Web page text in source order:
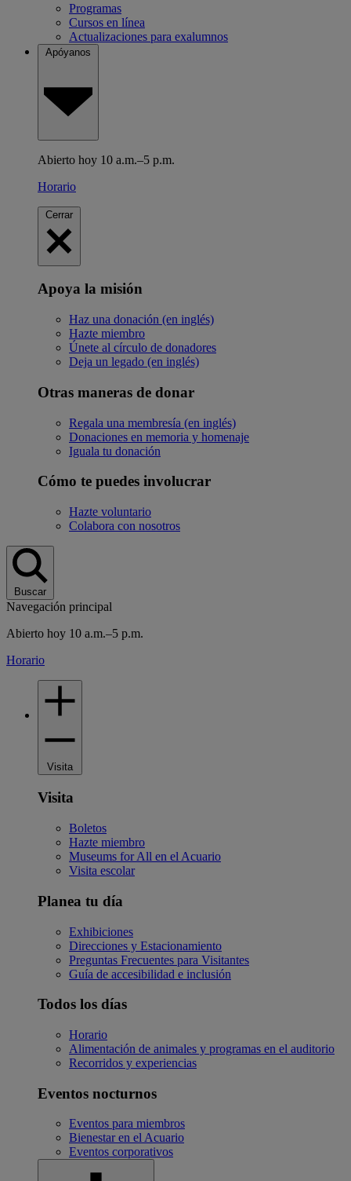
Programas
Cursos en línea
Actualizaciones para exalumnos
Apóyanos
Abierto hoy 10 a.m.–5 p.m.
Horario
Cerrar
Apoya la misión
Haz una donación (en inglés)
Hazte miembro
Únete al círculo de donadores
Deja un legado (en inglés)
Otras maneras de donar
Regala una membresía (en inglés)
Donaciones en memoria y homenaje
Iguala tu donación
Cómo te puedes involucrar
Hazte voluntario
Colabora con nosotros
Buscar
Navegación principal
Abierto hoy 10 a.m.–5 p.m.
Horario
Visita
Visita
Boletos
Hazte miembro
Museums for All en el Acuario
Visita escolar
Planea tu día
Exhibiciones
Direcciones y Estacionamiento
Preguntas Frecuentes para Visitantes
Guía de accesibilidad e inclusión
Todos los días
Horario
Alimentación de animales y programas en el auditorio
Recorridos y experiencias
Eventos nocturnos
Eventos para miembros
Bienestar en el Acuario
Eventos corporativos